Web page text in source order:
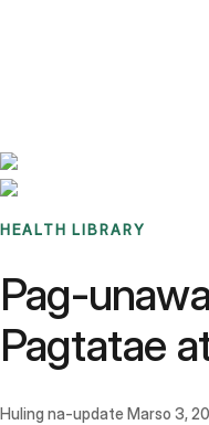
HEALTH LIBRARY
Pag-
Pagtatae
Huling na-update Marso 3,